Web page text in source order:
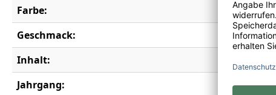
Farbe:
rot
Geschmack:
trocken
Inhalt:
Jahrgang:
2025